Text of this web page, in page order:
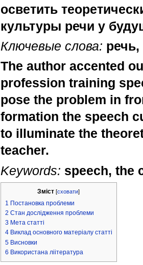
осветить
культуры речи у
Ключевые слова: речь,
The author accented
profession training
pose the problem in
formation the speech
to illuminate the
teacher.
Keywords: speech, the
Зміст [сховати]
1 Постановка проблеми
2 Стан дослідження проблеми
3 Мета статті
4 Виклад основного матеріалу статті
5 Висновки
6 Використана ліітература